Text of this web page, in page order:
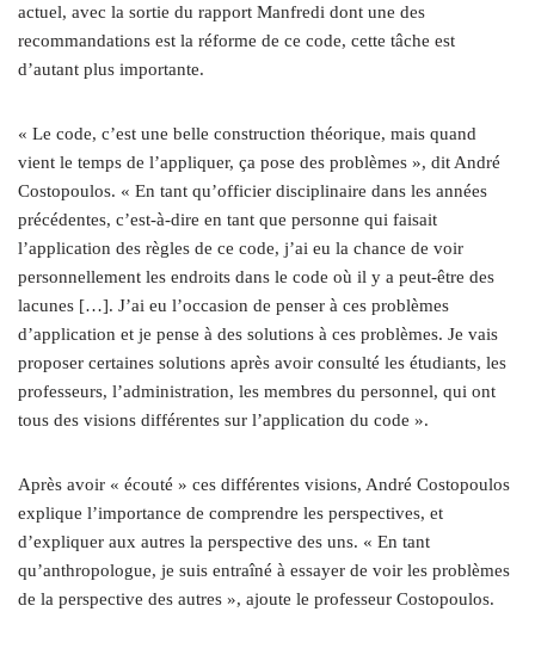
actuel, avec la sortie du rapport Manfredi dont une des
recommandations est la réforme de ce code, cette tâche est
d’autant plus importante.
« Le code, c’est une belle construction théorique, mais quand
vient le temps de l’appliquer, ça pose des problèmes », dit André
Costopoulos. « En tant qu’officier disciplinaire dans les années
précédentes, c’est-à-dire en tant que personne qui faisait
l’application des règles de ce code, j’ai eu la chance de voir
personnellement les endroits dans le code où il y a peut-être des
lacunes […]. J’ai eu l’occasion de penser à ces problèmes
d’application et je pense à des solutions à ces problèmes. Je vais
proposer certaines solutions après avoir consulté les étudiants, les
professeurs, l’administration, les membres du personnel, qui ont
tous des visions différentes sur l’application du code ».
Après avoir « écouté » ces différentes visions, André Costopoulos
explique l’importance de comprendre les perspectives, et
d’expliquer aux autres la perspective des uns. « En tant
qu’anthropologue, je suis entraîné à essayer de voir les problèmes
de la perspective des autres », ajoute le professeur Costopoulos.